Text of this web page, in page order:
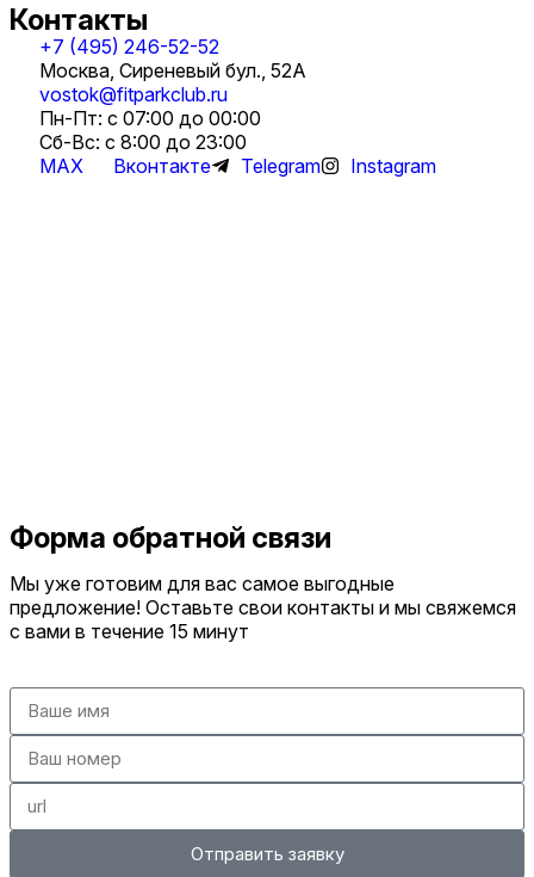
Контакты
+7 (495) 246-52-52
Москва, Сиреневый бул., 52А
vostok@fitparkclub.ru
Пн-Пт: с 07:00 до 00:00
Сб-Вс: с 8:00 до 23:00
MAX
Вконтакте Telegram Instagram
Форма обратной связи
Мы уже готовим для вас самое выгодные
предложение! Оставьте свои контакты и мы свяжемся
с вами в течение 15 минут
Отправить заявку